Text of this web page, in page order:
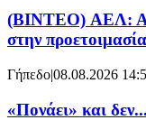
(BINTEO) ΑΕΛ:
στην
Γήπεδο|08.08.2026
«Πονάει» και